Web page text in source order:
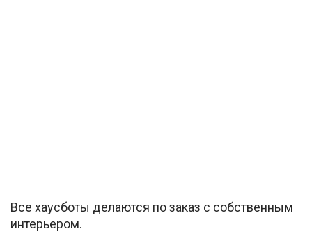
Все хаусботы делаются по заказ с собственным
интерьером.